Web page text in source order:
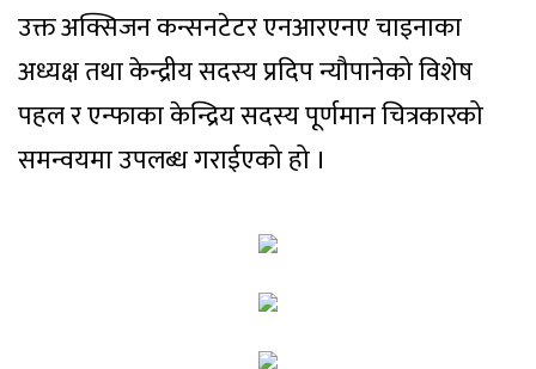
उक्त अक्सिजन कन्सनटेटर एनआरएनए चाइनाका
अध्यक्ष तथा केन्द्रीय सदस्य प्रदिप न्यौपानेको विशेष
पहल र एन्फाका केन्द्रिय सदस्य पूर्णमान चित्रकारको
समन्वयमा उपलब्ध गराईएको हो ।